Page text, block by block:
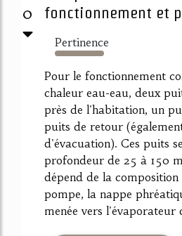
0
fonctionnement et
Pertinence
2393%
Pour le fonctionnement
chaleur eau-eau, deux
près de l'habitation, un
puits de retour
d'évacuation). Ces puits
profondeur de 25 à 150
dépend de la
pompe, la nappe
menée vers l'évaporateur